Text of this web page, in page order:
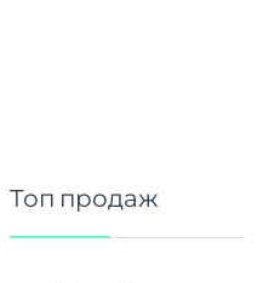
Топ продаж